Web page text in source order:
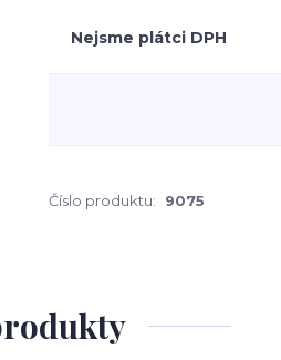
Nejsme plátci DPH
Číslo produktu: 9075